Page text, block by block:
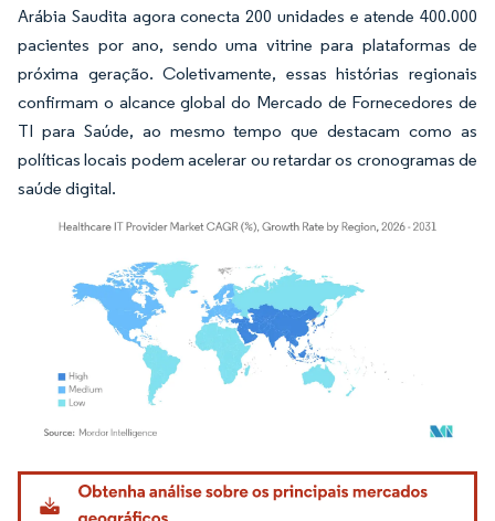
Arábia Saudita agora conecta 200 unidades e atende 400.000
pacientes por ano, sendo uma vitrine para plataformas de
próxima geração. Coletivamente, essas histórias regionais
confirmam o alcance global do Mercado de Fornecedores de
TI para Saúde, ao mesmo tempo que destacam como as
políticas locais podem acelerar ou retardar os cronogramas de
saúde digital.
Imagem © Mordor Intelligence. O reuso requer atribuição conforme CC BY 4.0.